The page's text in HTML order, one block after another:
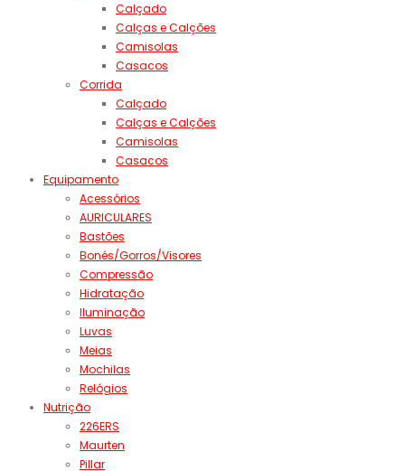
Calçado
Calças e Calções
Camisolas
Casacos
Corrida
Calçado
Calças e Calções
Camisolas
Casacos
Equipamento
Acessórios
AURICULARES
Bastões
Bonés/Gorros/Visores
Compressão
Hidratação
Iluminação
Luvas
Meias
Mochilas
Relógios
Nutrição
226ERS
Maurten
Pillar